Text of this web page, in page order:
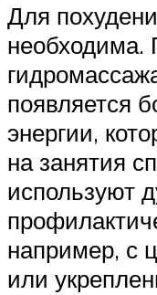
Для
необходима.
появляется
энергии,
на занятия
используют
например, с
или